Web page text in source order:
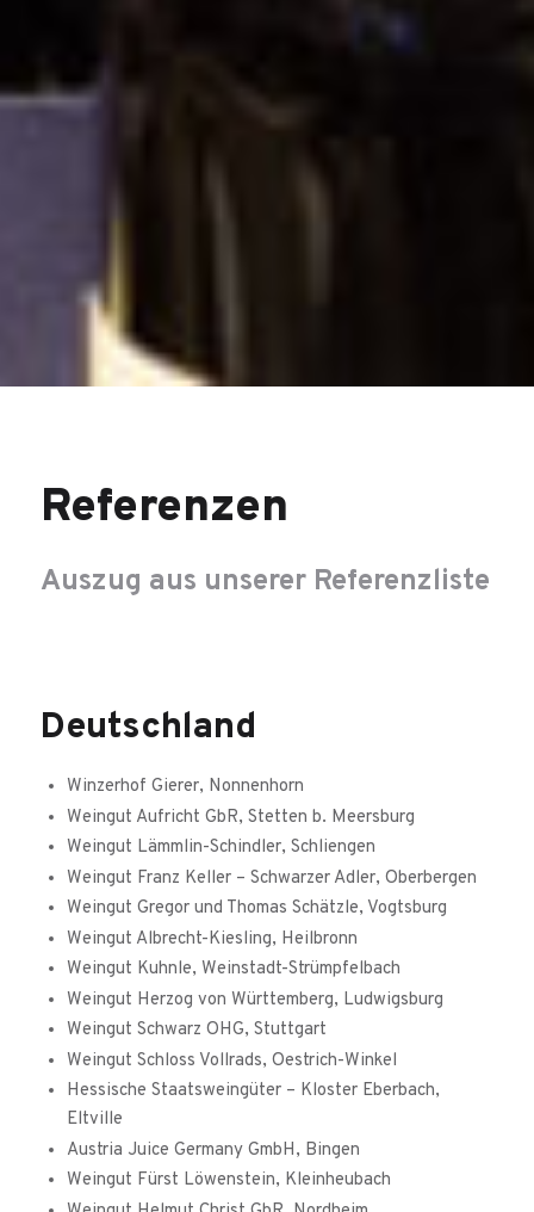
Referenzen
Auszug aus unserer Referenzliste
Deutschland
Winzerhof Gierer, Nonnenhorn
Weingut Aufricht GbR, Stetten b. Meersburg
Weingut Lämmlin-Schindler, Schliengen
Weingut Franz Keller – Schwarzer Adler, Oberbergen
Weingut Gregor und Thomas Schätzle, Vogtsburg
Weingut Albrecht-Kiesling, Heilbronn
Weingut Kuhnle, Weinstadt-Strümpfelbach
Weingut Herzog von Württemberg, Ludwigsburg
Weingut Schwarz OHG, Stuttgart
Weingut Schloss Vollrads, Oestrich-Winkel
Hessische Staatsweingüter – Kloster Eberbach,
Eltville
Austria Juice Germany GmbH, Bingen
Weingut Fürst Löwenstein, Kleinheubach